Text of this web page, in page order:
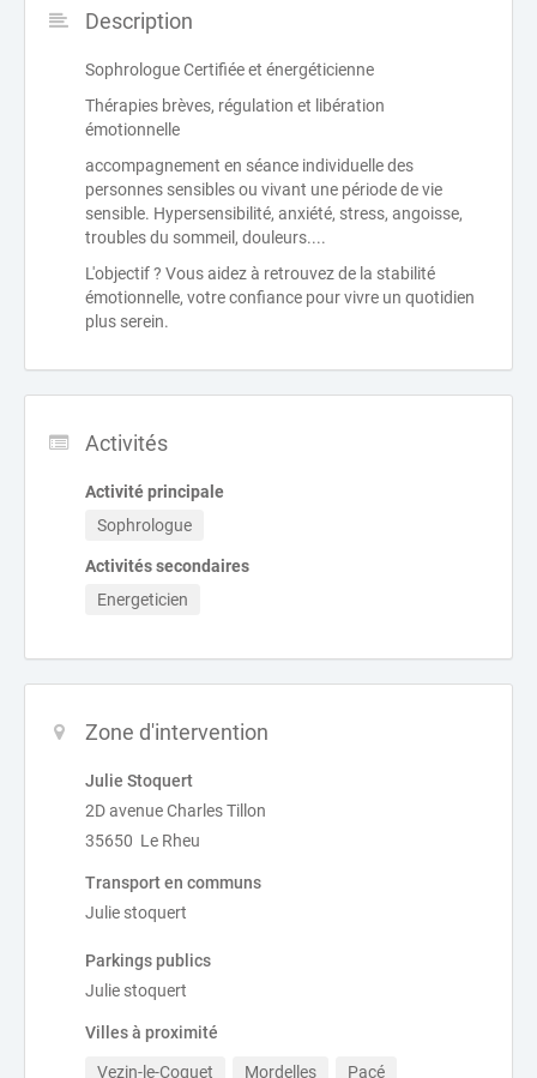
Description
Sophrologue Certifiée et énergéticienne
Thérapies brèves, régulation et libération
émotionnelle
accompagnement en séance individuelle des
personnes sensibles ou vivant une période de vie
sensible. Hypersensibilité, anxiété, stress, angoisse,
troubles du sommeil, douleurs....
L'objectif ? Vous aidez à retrouvez de la stabilité
émotionnelle, votre confiance pour vivre un quotidien
plus serein.
Activités
Activité principale
Sophrologue
Activités secondaires
Energeticien
Zone d'intervention
Julie Stoquert
2D avenue Charles Tillon
35650 Le Rheu
Transport en communs
Julie stoquert
Parkings publics
Julie stoquert
Villes à proximité
Vezin-le-Coquet Mordelles Pacé